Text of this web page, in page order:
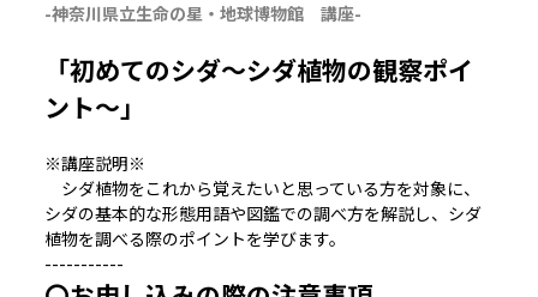
-神奈川県立生命の星・地球博物館 講座-
「初めてのシダ～シダ植物の観察ポイ
ント～」
※講座説明※
シダ植物をこれから覚えたいと思っている方を対象に、
シダの基本的な形態用語や図鑑での調べ方を解説し、シダ
植物を調べる際のポイントを学びます。
-----------